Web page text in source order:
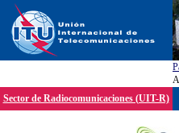
Sector de Radiocomunicaciones (UIT-R)